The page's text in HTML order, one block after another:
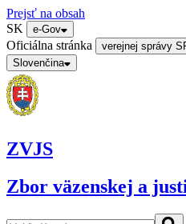
Prejsť na obsah
SK
e-Gov
Oficiálna stránka
verejnej správy
Slovenčina
ZVJS
Zbor väzenskej a